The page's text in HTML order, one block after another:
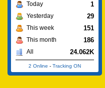
Today 1
Yesterday 29
This week 151
This month 186
All 24.062K
2 Online - Tracking ON